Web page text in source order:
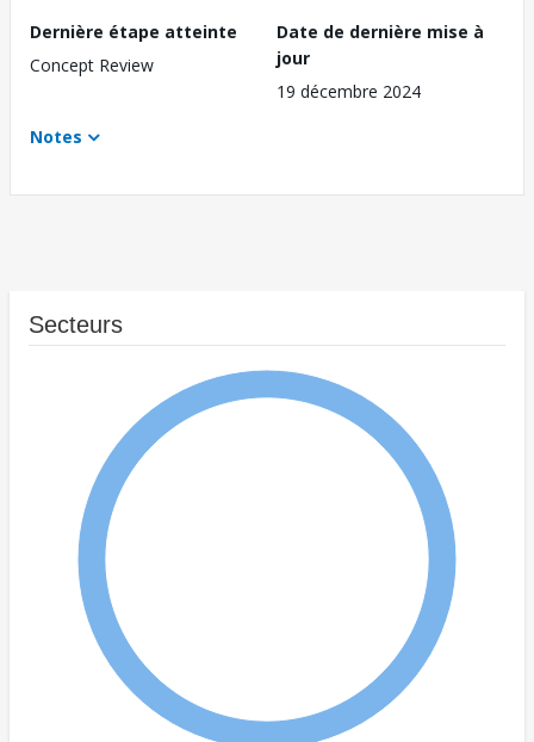
Dernière étape atteinte
Concept Review
Date de dernière mise à
jour
19 décembre 2024
Notes
Secteurs